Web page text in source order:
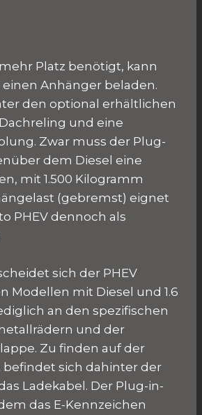
Platz benötigt, kann
einen Anhänger beladen.
den optional erhältlichen
und eine
Zwar muss der Plug-
dem Diesel eine
mit 1.500 Kilogramm
(gebremst) eignet
PHEV dennoch als
sich der PHEV
Modellen mit Diesel und 1.6
an den spezifischen
und der
Zu finden auf der
befindet sich dahinter der
Ladekabel. Der Plug-in-
das E-Kennzeichen